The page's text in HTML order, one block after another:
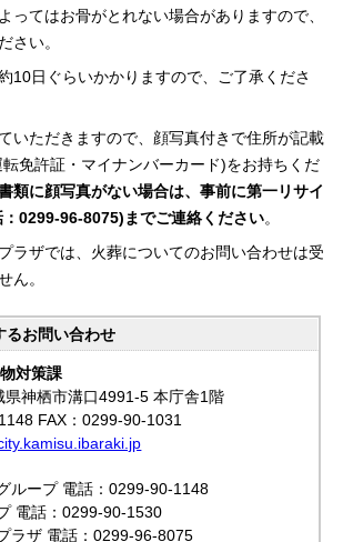
ってはお骨がとれない場合がありますので、
さい。
10日ぐらいかかりますので、ご了承くださ
いただきますので、顔写真付きで住所が記載
転免許証・マイナンバーカード)をお持ちくだ
類に顔写真がない場合は、事前に第一リサイ
0299-96-8075)までご連絡ください。
ラザでは、火葬についてのお問い合わせは受
ん。
るお問い合わせ
対策課
県神栖市溝口4991-5 本庁舎1階
FAX：0299-90-1031
ループ 電話：0299-90-1148
電話：0299-90-1530
ラザ 電話：0299-96-8075